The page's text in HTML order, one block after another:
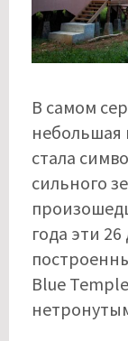
В самом
небольшая
стала
сильного
года эти
Blue